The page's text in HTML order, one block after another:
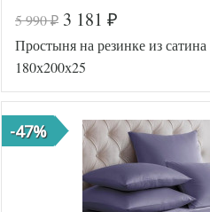
5 990₽ 3 181 ₽
Простыня на резинке из
180х200х25
-47%